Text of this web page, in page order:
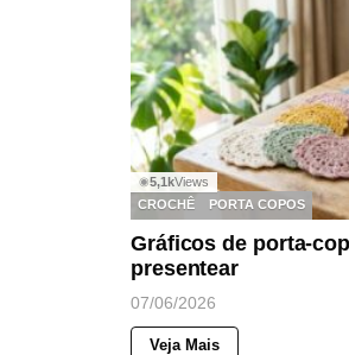
◉5,1kViews
CROCHÊ
PORTA COPOS
Gráficos de porta-
presentear
07/06/2026
Veja Mais